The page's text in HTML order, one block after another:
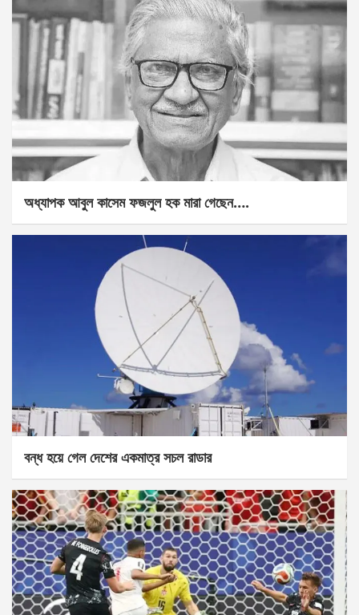
অধ্যাপক আবুল কাসেম ফজলুল হক মারা গেছেন….
বন্ধ হয়ে গেল দেশের একমাত্র সচল রাডার